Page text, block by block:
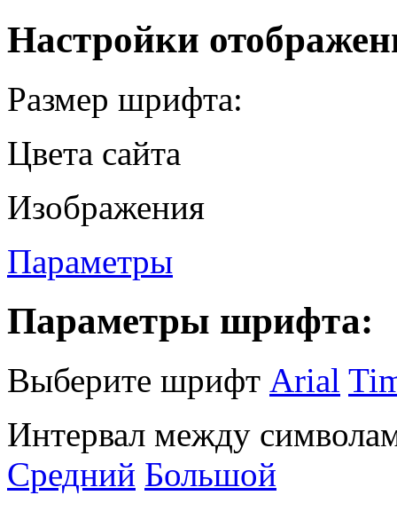
Настройки
Размер шрифта:
Цвета сайта
Изображения
Параметры
Параметры шрифта:
Выберите шрифт Arial
Интервал между
Средний Большой